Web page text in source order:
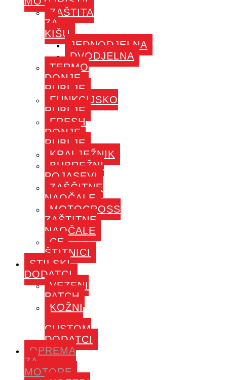
ZAŠTITA
ZA
KIŠU
JEDNODJELNA
DVODJELNA
TERMO
DONJE
RUBLJE
FUNKCIJSKO
RUBLJE
FRESH
DONJE
RUBLJE
KRALJEŽNIK
BUBREŽNI
POJASEVI
ZAŠČITNE
NAOČALE
MOTOCROSS
ZAŠTITNE
NAOČALE
CE-
ŠTITNICI
STILSKI
DODATCI
VEZENI
PATCH
KOŽNI
CUSTOM
DODATCI
OPREMA
ZA
MOTORE